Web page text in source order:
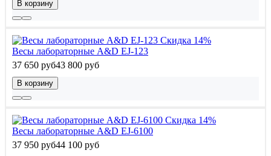
В корзину
Скидка 14%
Весы лабораторные A&D EJ-123
37 650 руб43 800 руб
В корзину
Скидка 14%
Весы лабораторные A&D EJ-6100
37 950 руб44 100 руб